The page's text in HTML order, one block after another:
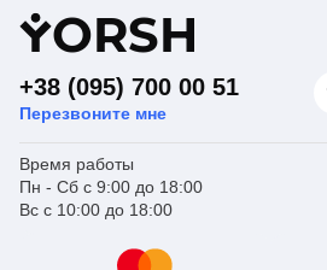
YORSH
+38 (095) 700 00 51
Перезвоните мне
Время работы
Пн - Сб с 9:00 до 18:00
Вс с 10:00 до 18:00